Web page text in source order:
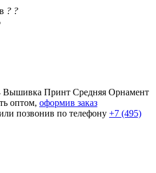
? ?
Вышивка Принт Средняя Орнамент
оптом, оформив заказ
позвонив по телефону +7 (495)